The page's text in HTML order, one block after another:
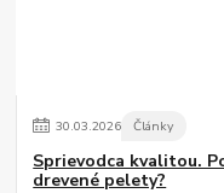
30.03.2026 Články
Sprievodca kvalitou.
drevené pelety?